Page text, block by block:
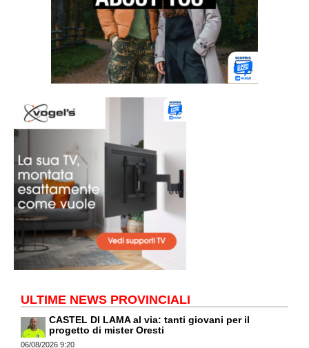
ULTIME NEWS PROVINCIALI
CASTEL DI LAMA al via: tanti giovani per il
progetto di mister Oresti
06/08/2026 9:20